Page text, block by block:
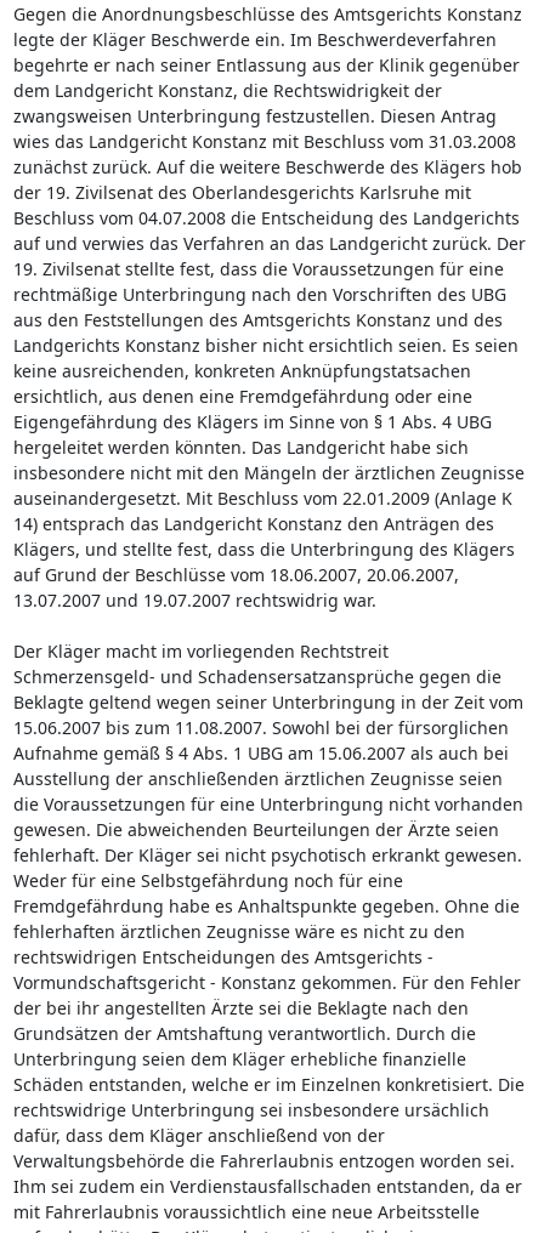
Gegen die Anordnungsbeschlüsse des Amtsgerichts Konstanz
legte der Kläger Beschwerde ein. Im Beschwerdeverfahren
begehrte er nach seiner Entlassung aus der Klinik gegenüber
dem Landgericht Konstanz, die Rechtswidrigkeit der
zwangsweisen Unterbringung festzustellen. Diesen Antrag
wies das Landgericht Konstanz mit Beschluss vom 31.03.2008
zunächst zurück. Auf die weitere Beschwerde des Klägers hob
der 19. Zivilsenat des Oberlandesgerichts Karlsruhe mit
Beschluss vom 04.07.2008 die Entscheidung des Landgerichts
auf und verwies das Verfahren an das Landgericht zurück. Der
19. Zivilsenat stellte fest, dass die Voraussetzungen für eine
rechtmäßige Unterbringung nach den Vorschriften des UBG
aus den Feststellungen des Amtsgerichts Konstanz und des
Landgerichts Konstanz bisher nicht ersichtlich seien. Es seien
keine ausreichenden, konkreten Anknüpfungstatsachen
ersichtlich, aus denen eine Fremdgefährdung oder eine
Eigengefährdung des Klägers im Sinne von § 1 Abs. 4 UBG
hergeleitet werden könnten. Das Landgericht habe sich
insbesondere nicht mit den Mängeln der ärztlichen Zeugnisse
auseinandergesetzt. Mit Beschluss vom 22.01.2009 (Anlage K
14) entsprach das Landgericht Konstanz den Anträgen des
Klägers, und stellte fest, dass die Unterbringung des Klägers
auf Grund der Beschlüsse vom 18.06.2007, 20.06.2007,
13.07.2007 und 19.07.2007 rechtswidrig war.
Der Kläger macht im vorliegenden Rechtstreit
Schmerzensgeld- und Schadensersatzansprüche gegen die
Beklagte geltend wegen seiner Unterbringung in der Zeit vom
15.06.2007 bis zum 11.08.2007. Sowohl bei der fürsorglichen
Aufnahme gemäß § 4 Abs. 1 UBG am 15.06.2007 als auch bei
Ausstellung der anschließenden ärztlichen Zeugnisse seien
die Voraussetzungen für eine Unterbringung nicht vorhanden
gewesen. Die abweichenden Beurteilungen der Ärzte seien
fehlerhaft. Der Kläger sei nicht psychotisch erkrankt gewesen.
Weder für eine Selbstgefährdung noch für eine
Fremdgefährdung habe es Anhaltspunkte gegeben. Ohne die
fehlerhaften ärztlichen Zeugnisse wäre es nicht zu den
rechtswidrigen Entscheidungen des Amtsgerichts -
Vormundschaftsgericht - Konstanz gekommen. Für den Fehler
der bei ihr angestellten Ärzte sei die Beklagte nach den
Grundsätzen der Amtshaftung verantwortlich. Durch die
Unterbringung seien dem Kläger erhebliche finanzielle
Schäden entstanden, welche er im Einzelnen konkretisiert. Die
rechtswidrige Unterbringung sei insbesondere ursächlich
dafür, dass dem Kläger anschließend von der
Verwaltungsbehörde die Fahrerlaubnis entzogen worden sei.
Ihm sei zudem ein Verdienstausfallschaden entstanden, da er
mit Fahrerlaubnis voraussichtlich eine neue Arbeitsstelle